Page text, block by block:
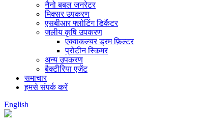
नैनो बबल जनरेटर
मिक्सर उपकरण
एसबीआर फ्लोटिंग डिकैंटर
जलीय कृषि उपकरण
एक्वाकल्चर ड्रम फ़िल्टर
प्रोटीन स्किमर
अन्य उपकरण
बैक्टीरिया एजेंट
समाचार
हमसे संपर्क करें
English